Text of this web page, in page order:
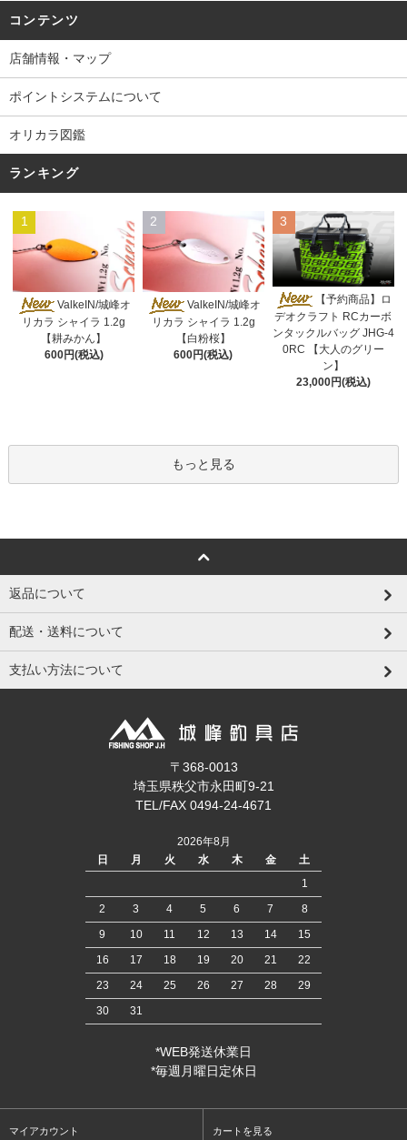
コンテンツ
店舗情報・マップ
ポイントシステムについて
オリカラ図鑑
ランキング
1
ValkeIN/城峰オ
リカラ シャイラ 1.2g
【耕みかん】
600円(税込)
2
ValkeIN/城峰オ
リカラ シャイラ 1.2g
【白粉桜】
600円(税込)
3
【予約商品】ロ
デオクラフト RCカーボ
ンタックルバッグ JHG-4
0RC 【大人のグリー
ン】
23,000円(税込)
もっと見る
返品について
配送・送料について
支払い方法について
〒368-0013
埼玉県秩父市永田町9-21
TEL/FAX 0494-24-4671
2026年8月
日
月 火 水 木 金
土
1
2
3 4 5 6 7
8
9
10 11 12 13 14
15
16
17 18 19 20 21
22
23
24 25 26 27 28
29
30
31
*WEB発送休業日
*毎週月曜日定休日
マイアカウント カートを見る